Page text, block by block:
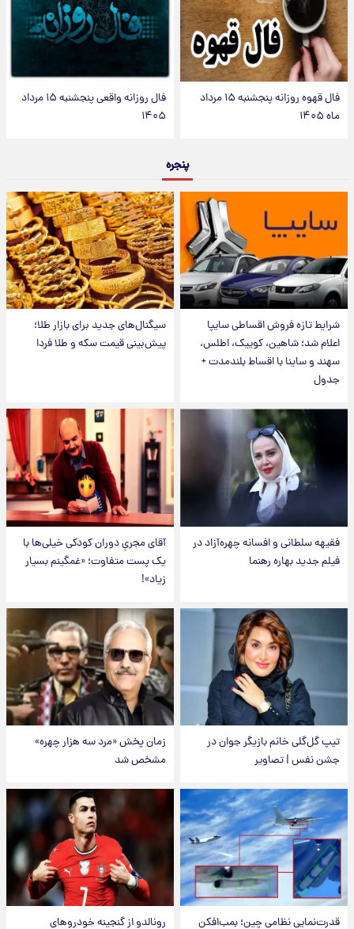
فال قهوه روزانه پنجشنبه ۱۵ مرداد
ماه ۱۴۰۵
فال روزانه واقعی پنجشنبه ۱۵ مرداد
۱۴۰۵
پنجره
شرایط تازه فروش اقساطی سایپا
اعلام شد؛ شاهین، کوییک، اطلس،
سهند و ساینا با اقساط بلندمدت +
جدول
سیگنال‌های جدید برای بازار طلا؛
پیش‌بینی قیمت سکه و طلا فردا
فقیهه سلطانی و افسانه چهره‌آزاد در
فیلم جدید بهاره رهنما
آقای مجریِ دوران کودکی خیلی‌ها با
یک پست متفاوت؛ «غمگینم بسیار
زیاد»!
تیپ گل‌گلی خانم بازیگر جوان در
جشن نفس | تصاویر
زمان پخش «مرد سه هزار چهره»
مشخص شد
قدرت‌نمایی نظامی چین؛ بمب‌افکن رونالدو از گنجینه خودروهای